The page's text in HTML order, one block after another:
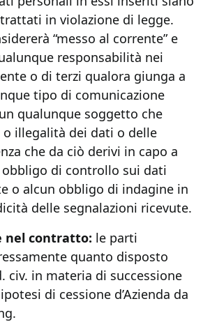
in violazione di legge.
“messo al corrente” e
responsabilità nei
o di terzi qualora giunga a
tipo di comunicazione
qualunque soggetto che
o illegalità dei dati o delle
che da ciò derivi in capo a
di controllo sui dati
o alcun obbligo di indagine in
delle segnalazioni ricevute.
nel contratto: le parti
quanto disposto
civ. in materia di successione
di cessione d’Azienda da